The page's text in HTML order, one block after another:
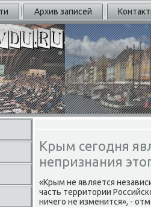
Архив записей
Крым сегодня
непризнания
«Крым не является
часть территории
ничегο не изменится», -